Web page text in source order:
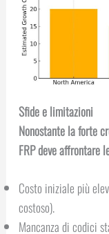
Sfide e limitazioni
Nonostante la forte
FRP deve affrontare
Costo iniziale più
costoso).
Mancanza di codici